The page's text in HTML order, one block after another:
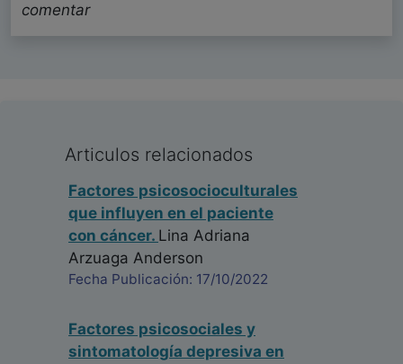
comentar
Articulos relacionados
Factores psicosocioculturales
que influyen en el paciente
con cáncer. Lina Adriana
Arzuaga Anderson
Fecha Publicación: 17/10/2022
Factores psicosociales y
sintomatología depresiva en